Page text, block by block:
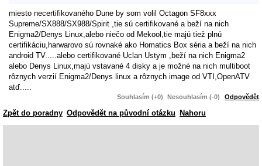
miesto necertifikovaného Dune by som volil Octagon SF8xxx
Supreme/SX888/SX988/Spirit ,tie sú certifikované a beží na nich
Enigma2/Denys Linux,alebo niečo od Mekool,tie majú tiež plnú
certifikáciu,harwarovo sú rovnaké ako Homatics Box séria a beží na nich
android TV.....alebo certifikované Uclan Ustym ,beží na nich Enigma2
alebo Denys Linux,majú vstavané 4 disky a je možné na nich multiboot
rôznych verzií Enigma2/Denys linux a rôznych image od VTI,OpenATV
atď.....
Souhlasím (+0) Nesouhlasím (-0) Odpovědět
Zpět do poradny Odpovědět na původní otázku Nahoru